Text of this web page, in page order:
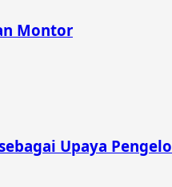
Montor
Upaya